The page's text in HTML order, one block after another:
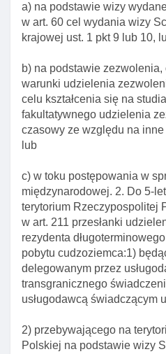
a) na podstawie wizy
w art. 60 cel wydania wizy
krajowej ust. 1 pkt 9 lub 10,
b) na podstawie
warunki udzielenia
celu kształcenia się na
fakultatywnego udzielenia
czasowy ze względu na
lub
c) w toku postępowania w
międzynarodowej. 2. Do 5-
terytorium Rzeczypospolitej
w art. 211 przesłanki
rezydenta
pobytu cudzoziemca:1)
delegowanym przez
transgranicznego
usługodawcą świadczącym
2) przebywającego na
Polskiej na podstawie wizy
przepisów ustawy w
udzielenia zezwolenia na
względu na okolicznośCI
Art. 183. Konsultacje w
zezwolenie na pobyt
okolicznośCI
na terytorium rp
krótkotrwałego pobytu
Art. 185. Przesłanki
czasowy ze względu na
krótkotrwałego pobytu
Rozdział 10a. Zezwolenie
względu na pracę
Art. 185a. Zezwolenie na
względu na pracę
Art. 185b. Odmowa
ze względu na pracę